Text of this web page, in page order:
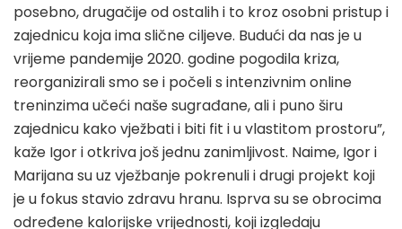
posebno, drugačije od ostalih i to kroz osobni pristup i
zajednicu koja ima slične ciljeve. Budući da nas je u
vrijeme pandemije 2020. godine pogodila kriza,
reorganizirali smo se i počeli s intenzivnim online
treninzima učeći naše sugrađane, ali i puno širu
zajednicu kako vježbati i biti fit i u vlastitom prostoru”,
kaže Igor i otkriva još jednu zanimljivost. Naime, Igor i
Marijana su uz vježbanje pokrenuli i drugi projekt koji
je u fokus stavio zdravu hranu. Isprva su se obrocima
određene kalorijske vrijednosti, koji izgledaju